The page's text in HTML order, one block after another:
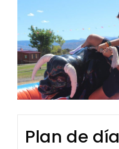
Plan de día